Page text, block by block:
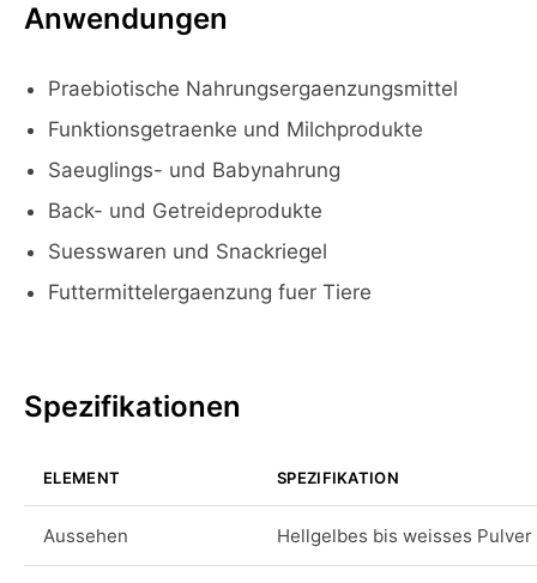
Anwendungen
Praebiotische Nahrungsergaenzungsmittel
Funktionsgetraenke und Milchprodukte
Saeuglings- und Babynahrung
Back- und Getreideprodukte
Suesswaren und Snackriegel
Futtermittelergaenzung fuer Tiere
Spezifikationen
ELEMENT SPEZIFIKATION
Aussehen Hellgelbes bis weisses